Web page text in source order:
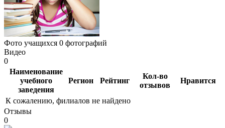
Фото учащихся 0 фотографий
Видео
0
Наименование
учебного
заведения
Регион Рейтинг
Кол-во
отзывов
Нравится
К сожалению, филиалов не найдено
Отзывы
0